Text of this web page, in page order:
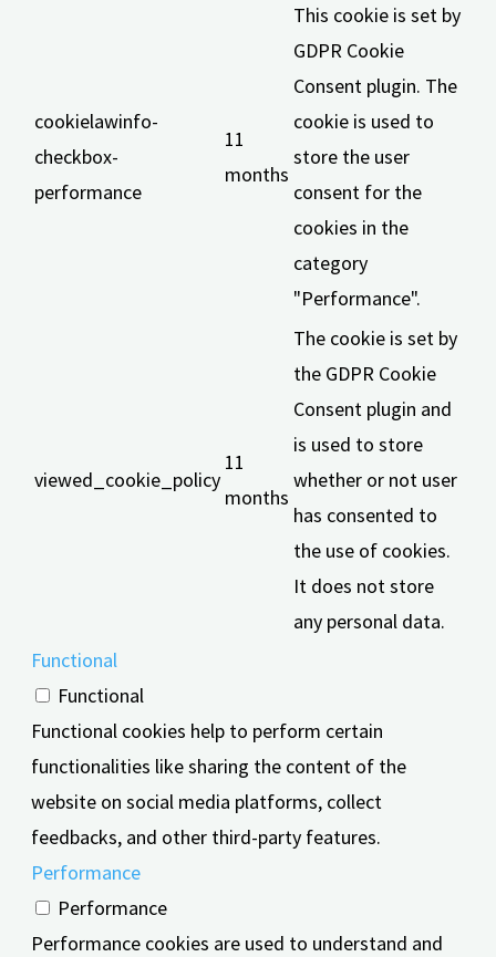
cookielawinfo-
checkbox-
performance
11
months
This cookie is set by
GDPR Cookie
Consent plugin. The
cookie is used to
store the user
consent for the
cookies in the
category
"Performance".
viewed_cookie_policy
11
months
The cookie is set by
the GDPR Cookie
Consent plugin and
is used to store
whether or not user
has consented to
the use of cookies.
It does not store
any personal data.
Functional
Functional
Functional cookies help to perform certain
functionalities like sharing the content of the
website on social media platforms, collect
feedbacks, and other third-party features.
Performance
Performance
Performance cookies are used to understand and